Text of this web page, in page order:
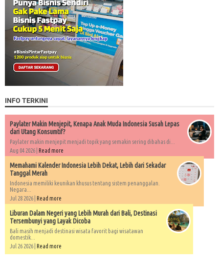
INFO TERKINI
Paylater Makin Menjepit, Kenapa Anak Muda Indonesia Susah Lepas
dari Utang Konsumtif?
Paylater makin menjepit menjadi topik yang semakin sering dibahas di...
Aug 04 2026 | Read more
Memahami Kalender Indonesia Lebih Dekat, Lebih dari Sekadar
Tanggal Merah
Indonesia memiliki keunikan khusus tentang sistem penanggalan.
Negara...
Jul 28 2026 | Read more
Liburan Dalam Negeri yang Lebih Murah dari Bali, Destinasi
Tersembunyi yang Layak Dicoba
Bali masih menjadi destinasi wisata favorit bagi wisatawan
domestik...
Jul 26 2026 | Read more